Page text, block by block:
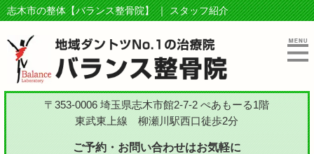
志木市の整体【バランス整骨院】 ｜ スタッフ紹介
〒353-0006 埼玉県志木市館2-7-2 ぺあもーる1階
東武東上線 柳瀬川駅西口徒歩2分
ご予約・お問い合わせはお気軽に